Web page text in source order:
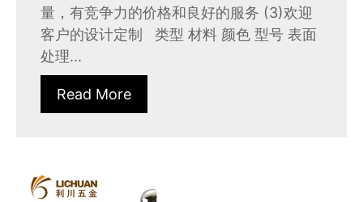
量，有竞争力的价格和良好的服务 (3)欢迎
客户的设计定制 类型 材料 颜色 型号 表面
处理...
Read More